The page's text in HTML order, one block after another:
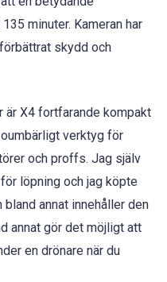
minuter. Kameran har
skydd och
är X4 fortfarande kompakt
verktyg för
och proffs. Jag själv
löpning och jag köpte
annat innehåller den
annat gör det möjligt att
en drönare när du